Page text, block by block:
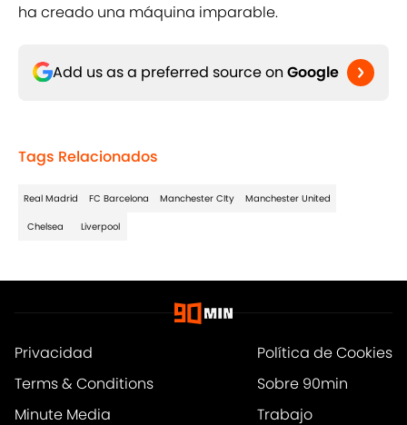
ha creado una máquina imparable.
Add us as a preferred source on Google
Tags Relacionados
Real Madrid FC Barcelona Manchester CIty Manchester United
Chelsea Liverpool
Privacidad
Política de Cookies
Terms & Conditions
Sobre 90min
Minute Media
Trabajo